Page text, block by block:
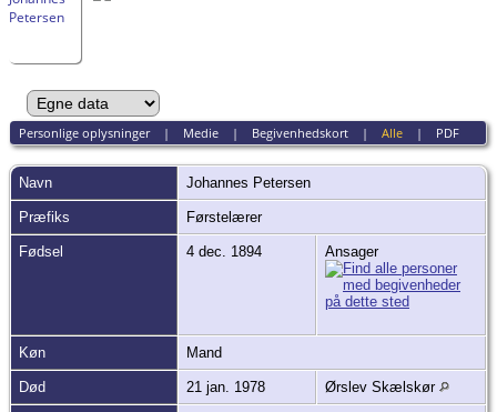
Personlige oplysninger| Medie| Begivenhedskort| Alle| PDF
Navn Johannes Petersen
Præfiks Førstelærer
Fødsel 4 dec. 1894 Ansager
Køn Mand
Død 21 jan. 1978 Ørslev Skælskør